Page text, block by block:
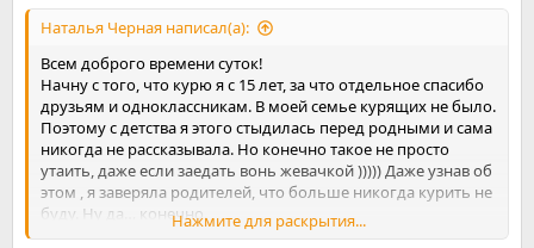
отпустило. Ведь у меня ребенок маленький и как он будет
один!? В этот момент я резко решила, что с курением
покончено. Дошла до мусорника и выкинула вейп. Меня
отпустило и с этого момента я больше не курю. Да тяжело
преодолеть психологическую зависимость, но я верю, что
справлюсь, у меня нет выбора!
Всем здоровья
Наталья Черная написал(а):
Всем доброго времени суток!
Начну с того, что курю я с 15 лет, за что отдельное спасибо
друзьям и одноклассникам. В моей семье курящих не было.
Поэтому с детства я этого стыдилась перед родными и сама
никогда не рассказывала. Но конечно такое не просто
утаить, даже если заедать вонь жевачкой ))))) Даже узнав об
этом , я заверяла родителей, что больше никогда курить не
буду. Ну да… конечно.
Так я и курила примерно до 20 лет. Потом встретив
Нажмите для раскрытия...